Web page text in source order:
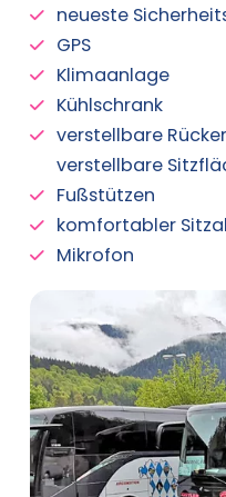
neueste
GPS
Klimaanlage
Kühlschrank
verstellbare
verstellbare
Fußstützen
komfortabler
Mikrofon